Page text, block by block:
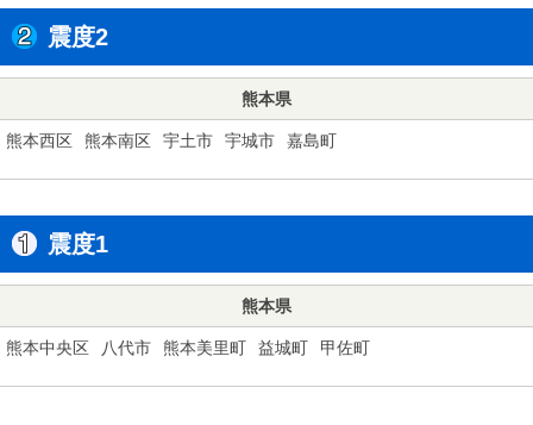
震度2
熊本県
熊本西区 熊本南区 宇土市 宇城市 嘉島町
震度1
熊本県
熊本中央区 八代市 熊本美里町 益城町 甲佐町